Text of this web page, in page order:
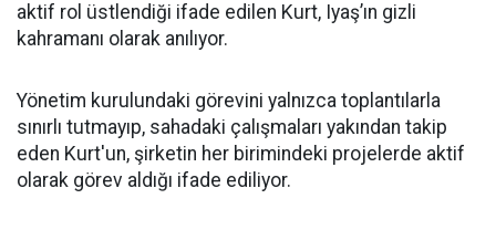
aktif rol üstlendiği ifade edilen Kurt, Iyaş’ın gizli
kahramanı olarak anılıyor.
Yönetim kurulundaki görevini yalnızca toplantılarla
sınırlı tutmayıp, sahadaki çalışmaları yakından takip
eden Kurt'un, şirketin her birimindeki projelerde aktif
olarak görev aldığı ifade ediliyor.